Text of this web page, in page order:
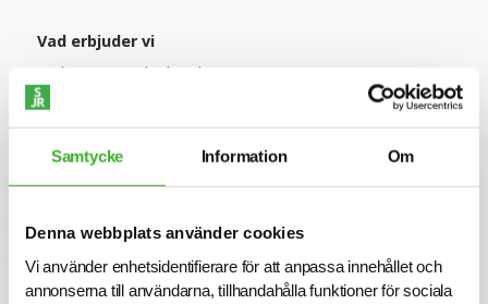
Samtycke Information Om
Denna webbplats använder cookies
Vi använder enhetsidentifierare för att anpassa innehållet och
annonserna till användarna, tillhandahålla funktioner för sociala
Vad erbjuder vi
Vi skapar rum där kunskap växer!
Med hållbarhet och smarta lösningar i fokus får du vara
med och bidra till att skapa inspirerande
utbildningsmiljöer som formar framtidens Stockholm och
värderingsstyrt bolag som arbetar aktivt med att skapa
ett gemensamt synsätt och förhållningssätt. Vi är hållbara,
kostnadseffektiva och trygga och dessa värderingar